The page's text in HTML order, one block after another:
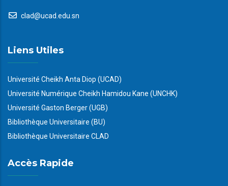
clad@ucad.edu.sn
Liens Utiles
Université Cheikh Anta Diop (UCAD)
Université Numérique Cheikh Hamidou Kane (UNCHK)
Université Gaston Berger (UGB)
Bibliothèque Universitaire (BU)
Bibliothèque Universitaire CLAD
Accès Rapide